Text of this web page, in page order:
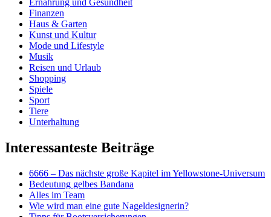
Ernährung und Gesundheit
Finanzen
Haus & Garten
Kunst und Kultur
Mode und Lifestyle
Musik
Reisen und Urlaub
Shopping
Spiele
Sport
Tiere
Unterhaltung
Interessanteste Beiträge
6666 – Das nächste große Kapitel im Yellowstone-Universum
Bedeutung gelbes Bandana
Alles im Team
Wie wird man eine gute Nageldesignerin?